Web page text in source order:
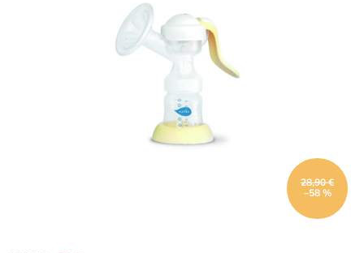
hviezdičiek.
28,90 €
–58 %